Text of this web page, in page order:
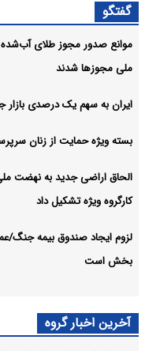
اقتصادی: تدوین نقشه راه ملی
گفتگو
موانع صدور مجوز طلای آب‌شده
ملی مجوزها شدند
ایران به سهم یک‌ درصدی
بسته ویژه حمایت از زنان
الحاق اراضی جدید به نهضت
کارگروه ویژه تشکیل داد
لزوم ایجاد صندوق بیمه جنگ/
بخش است
آخرین اخبار گروه